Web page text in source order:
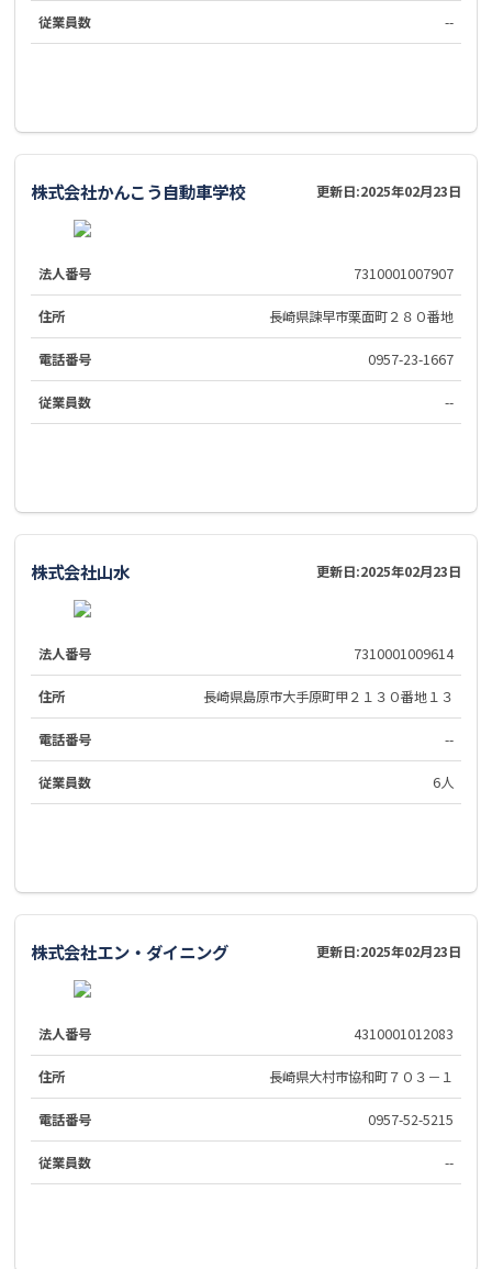
従業員数 --
株式会社かんこう自動車学校 更新日:2025年02月23日
法人番号 7310001007907
住所 長崎県諫早市栗面町２８０番地
電話番号 0957-23-1667
従業員数 --
株式会社山水 更新日:2025年02月23日
法人番号 7310001009614
住所 長崎県島原市大手原町甲２１３０番地１３
電話番号 --
従業員数 6人
株式会社エン・ダイニング 更新日:2025年02月23日
法人番号 4310001012083
住所 長崎県大村市協和町７０３－１
電話番号 0957-52-5215
従業員数 --